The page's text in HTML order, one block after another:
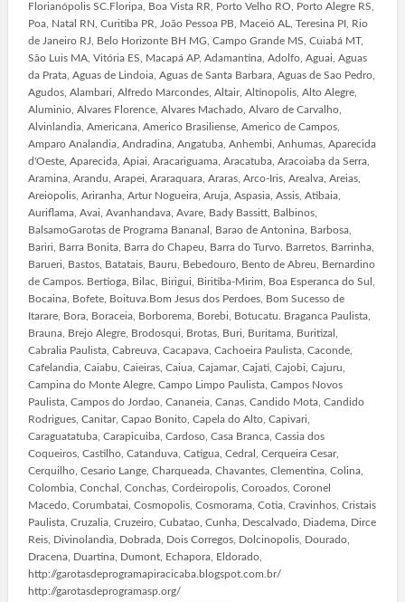
Florianópolis SC.Floripa, Boa Vista RR, Porto Velho RO, Porto Alegre RS,
Poa, Natal RN, Curitiba PR, João Pessoa PB, Maceió AL, Teresina PI, Rio
de Janeiro RJ, Belo Horizonte BH MG, Campo Grande MS, Cuiabá MT,
São Luis MA, Vitória ES, Macapá AP, Adamantina, Adolfo, Aguai, Aguas
da Prata, Aguas de Lindoia, Aguas de Santa Barbara, Aguas de Sao Pedro,
Agudos, Alambari, Alfredo Marcondes, Altair, Altinopolis, Alto Alegre,
Aluminio, Alvares Florence, Alvares Machado, Alvaro de Carvalho,
Alvinlandia, Americana, Americo Brasiliense, Americo de Campos,
Amparo Analandia, Andradina, Angatuba, Anhembi, Anhumas, Aparecida
d'Oeste, Aparecida, Apiai, Aracariguama, Aracatuba, Aracoiaba da Serra,
Aramina, Arandu, Arapei, Araraquara, Araras, Arco-Iris, Arealva, Areias,
Areiopolis, Ariranha, Artur Nogueira, Aruja, Aspasia, Assis, Atibaia,
Auriflama, Avai, Avanhandava, Avare, Bady Bassitt, Balbinos,
BalsamoGarotas de Programa Bananal, Barao de Antonina, Barbosa,
Bariri, Barra Bonita, Barra do Chapeu, Barra do Turvo. Barretos, Barrinha,
Barueri, Bastos, Batatais, Bauru, Bebedouro, Bento de Abreu, Bernardino
de Campos. Bertioga, Bilac, Birigui, Biritiba-Mirim, Boa Esperanca do Sul,
Bocaina, Bofete, Boituva.Bom Jesus dos Perdoes, Bom Sucesso de
Itarare, Bora, Boraceia, Borborema, Borebi, Botucatu. Braganca Paulista,
Brauna, Brejo Alegre, Brodosqui, Brotas, Buri, Buritama, Buritizal,
Cabralia Paulista, Cabreuva, Cacapava, Cachoeira Paulista, Caconde,
Cafelandia, Caiabu, Caieiras, Caiua, Cajamar, Cajati, Cajobi, Cajuru,
Campina do Monte Alegre, Campo Limpo Paulista, Campos Novos
Paulista, Campos do Jordao, Cananeia, Canas, Candido Mota, Candido
Rodrigues, Canitar, Capao Bonito, Capela do Alto, Capivari,
Caraguatatuba, Carapicuiba, Cardoso, Casa Branca, Cassia dos
Coqueiros, Castilho, Catanduva, Catigua, Cedral, Cerqueira Cesar,
Cerquilho, Cesario Lange, Charqueada, Chavantes, Clementina, Colina,
Colombia, Conchal, Conchas, Cordeiropolis, Coroados, Coronel
Macedo, Corumbatai, Cosmopolis, Cosmorama, Cotia, Cravinhos, Cristais
Paulista, Cruzalia, Cruzeiro, Cubatao, Cunha, Descalvado, Diadema, Dirce
Reis, Divinolandia, Dobrada, Dois Corregos, Dolcinopolis, Dourado,
Dracena, Duartina, Dumont, Echapora, Eldorado,
http://garotasdeprogramapiracicaba.blogspot.com.br/
http://garotasdeprogramasp.org/